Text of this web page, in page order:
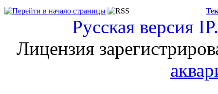
Русская версия
Лицензия